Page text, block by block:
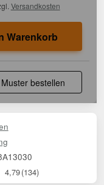
Versandkosten
Warenkorb
Muster bestellen
4,79(134)